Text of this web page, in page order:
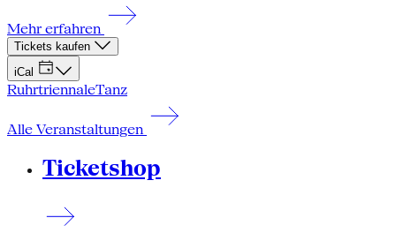
Mehr erfahren
Tickets kaufen
iCal
RuhrtriennaleTanz
Alle Veranstaltungen
Ticketshop